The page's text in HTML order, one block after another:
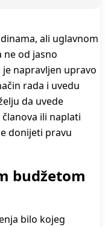
ali uglavnom
ne od jasno
napravljen upravo
rada i uvedu
da uvede
ili naplati
donijeti pravu
budžetom
bilo kojeg